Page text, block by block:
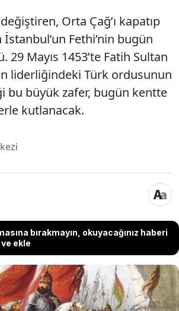
Orta Çağ’ı kapatıp
İstanbul’un Fethi’nin bugün
29 Mayıs 1453’te Fatih Sultan
liderliğindeki Türk ordusunun
bu büyük zafer, bugün kentte
kutlanacak.
bırakmayın, okuyacağınız haberi
ekle
değiştiren, Orta Çağ’ı kapatıp